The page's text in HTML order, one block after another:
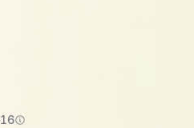
16